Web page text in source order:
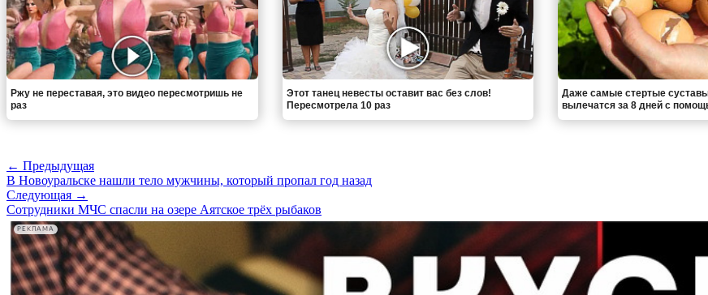
Ржу не переставая, это видео пересмотришь не
раз
Этот танец невесты оставит вас без слов!
Пересмотрела 10 раз
Даже самые стертые
вылечатся за 8 дней с
← Предыдущая
В Новоуральске нашли тело мужчины, который пропал год назад
Следующая →
Сотрудники МЧС спасли на озере Аятское трёх рыбаков
РЕКЛАМА